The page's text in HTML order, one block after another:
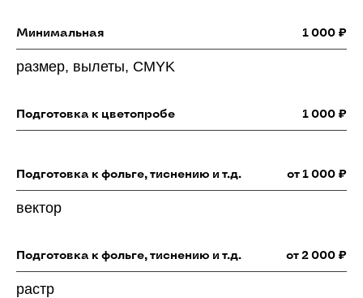
Минимальная 1 000 ₽
размер, вылеты, CMYK
Подготовка к цветопробе 1 000 ₽
Подготовка к фольге, тиснению и т.д. от 1 000 ₽
вектор
Подготовка к фольге, тиснению и т.д. от 2 000 ₽
растр